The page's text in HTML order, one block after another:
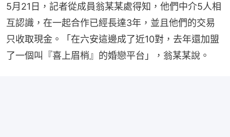
5月21日，記者從成員翁某某處得知，他們中介5人相
互認識，在一起合作已經長達3年，並且他們的交易
只收取現金。「在六安這邊成了近10對，去年還加盟
了一個叫『喜上眉梢』的婚戀平台」，翁某某說。